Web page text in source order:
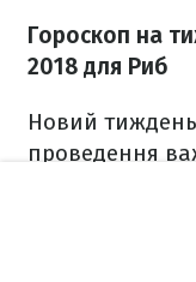
Гороскоп на
2018 для Риб
Новий
проведення